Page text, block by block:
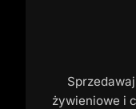
żywieniowe i